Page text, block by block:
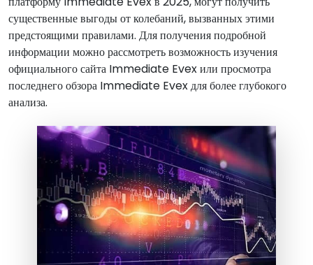
существенные выгоды от колебаний, вызванных этими
предстоящими правилами. Для получения подробной
информации можно рассмотреть возможность изучения
официального сайта Immediate Evex или просмотра
последнего обзора Immediate Evex для более глубокого
анализа.